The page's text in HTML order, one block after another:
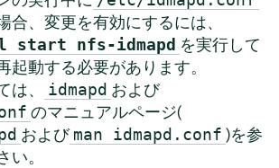
合、変更を有効にするには、
start nfs-idmapd を実行して
起動する必要があります。
、
idmapd および
のマニュアルページ(
および man idmapd.conf )を参
。